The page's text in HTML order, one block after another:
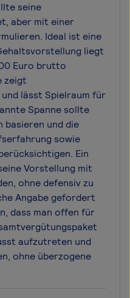
seine
aber mit einer
Ideal ist eine
liegt
Euro brutto
zeigt
lässt Spielraum für
Spanne sollte
basieren und die
sowie
Ein
Vorstellung mit
ohne defensiv zu
Angabe gefordert
dass man offen für
aufzutreten und
ohne überzogene